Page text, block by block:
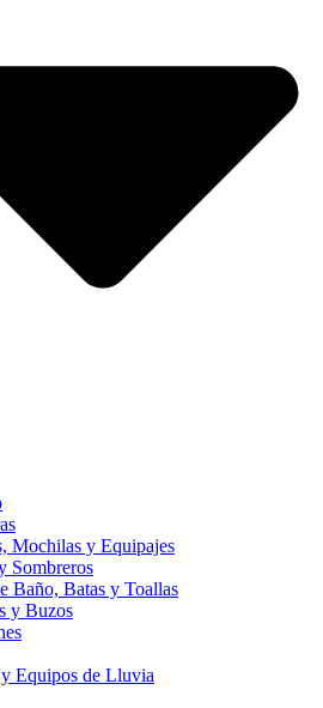
Mochilas y Equipajes
Sombreros
Baño, Batas y Toallas
y Buzos
Equipos de Lluvia